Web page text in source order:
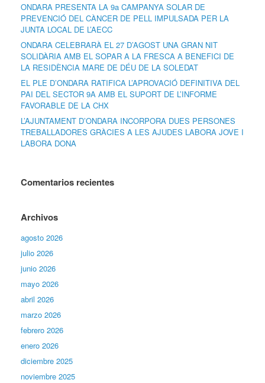
ONDARA PRESENTA LA 9a CAMPANYA SOLAR DE
PREVENCIÓ DEL CÀNCER DE PELL IMPULSADA PER LA
JUNTA LOCAL DE L’AECC
ONDARA CELEBRARÀ EL 27 D’AGOST UNA GRAN NIT
SOLIDÀRIA AMB EL SOPAR A LA FRESCA A BENEFICI DE
LA RESIDÈNCIA MARE DE DÉU DE LA SOLEDAT
EL PLE D’ONDARA RATIFICA L’APROVACIÓ DEFINITIVA DEL
PAI DEL SECTOR 9A AMB EL SUPORT DE L’INFORME
FAVORABLE DE LA CHX
L’AJUNTAMENT D’ONDARA INCORPORA DUES PERSONES
TREBALLADORES GRÀCIES A LES AJUDES LABORA JOVE I
LABORA DONA
Comentarios recientes
Archivos
agosto 2026
julio 2026
junio 2026
mayo 2026
abril 2026
marzo 2026
febrero 2026
enero 2026
diciembre 2025
noviembre 2025